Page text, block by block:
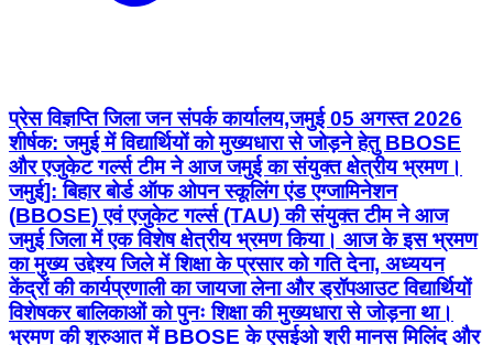
प्रेस विज्ञप्ति जिला जन संपर्क कार्यालय,जमुई 05 अगस्त 2026
शीर्षक: जमुई में विद्यार्थियों को मुख्यधारा से जोड़ने हेतु BBOSE
और एजुकेट गर्ल्स टीम ने आज जमुई का संयुक्त क्षेत्रीय भ्रमण।
जमुई]: बिहार बोर्ड ऑफ ओपन स्कूलिंग एंड एग्जामिनेशन
(BBOSE) एवं एजुकेट गर्ल्स (TAU) की संयुक्त टीम ने आज
जमुई जिला में एक विशेष क्षेत्रीय भ्रमण किया। आज के इस भ्रमण
का मुख्य उद्देश्य जिले में शिक्षा के प्रसार को गति देना, अध्ययन
केंद्रों की कार्यप्रणाली का जायजा लेना और ड्रॉपआउट विद्यार्थियों
विशेषकर बालिकाओं को पुनः शिक्षा की मुख्यधारा से जोड़ना था।
भ्रमण की शुरुआत में BBOSE के एसईओ श्री मानस मिलिंद और